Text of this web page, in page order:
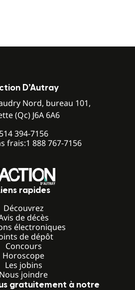
D’Autray
Nord, bureau 101,
(Qc) J6A 6A6
514 394-7156
frais:1 888 767-7156
rapides
Découvrez
de décès
électroniques
de dépôt
Concours
Horoscope
Les jobins
Nous joindre
gratuitement à notre